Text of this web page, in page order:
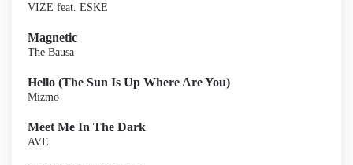
VIZE feat. ESKE
Magnetic
The Bausa
Hello (The Sun Is Up Where Are You)
Mizmo
Meet Me In The Dark
AVE